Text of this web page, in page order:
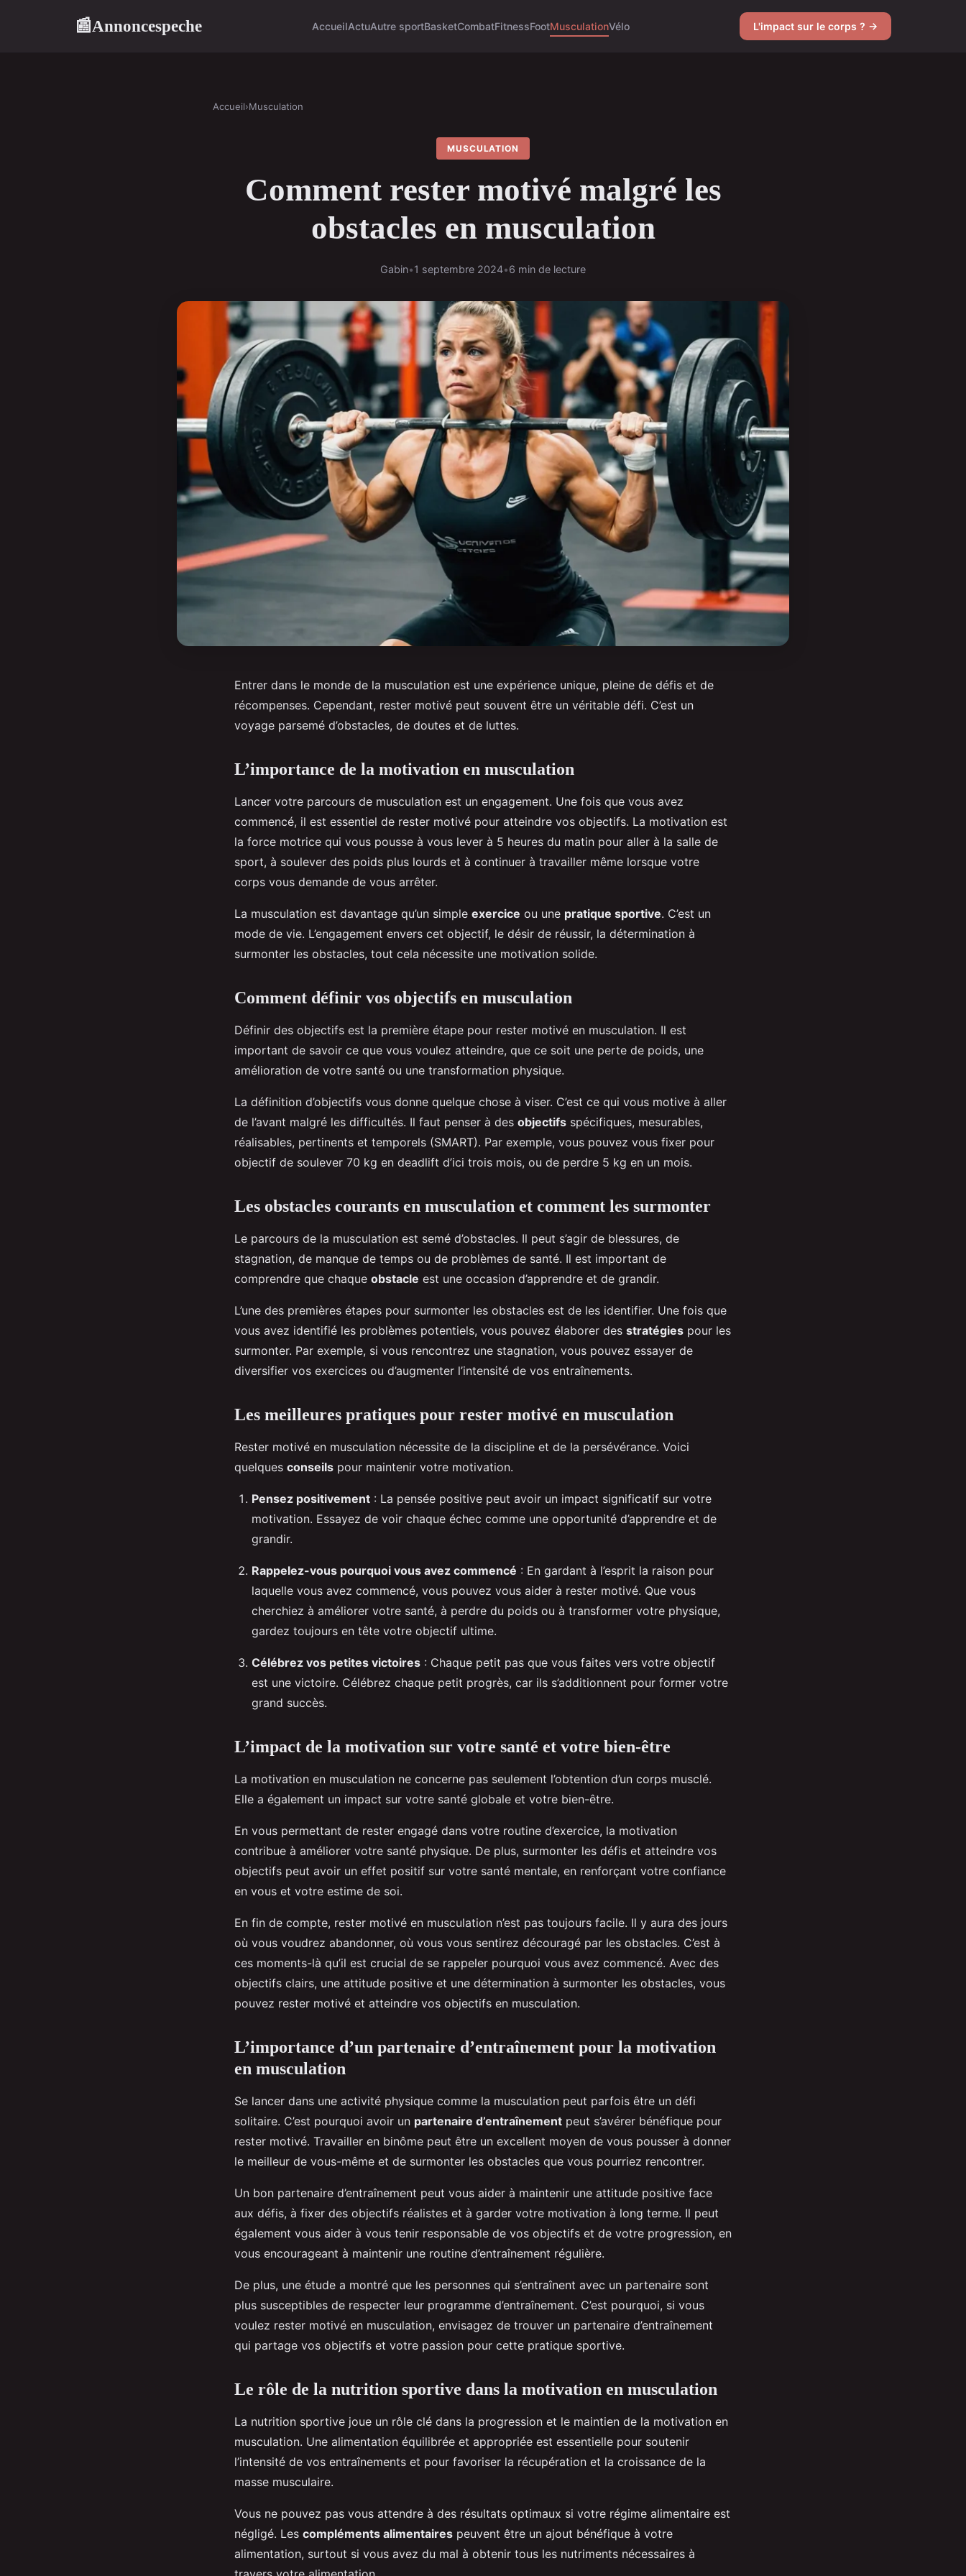
📰Annoncespeche AccueilActuAutre sportBasketCombatFitnessFootMusculationVélo L'impact sur le corps ? →
Accueil›Musculation
MUSCULATION
Comment rester motivé malgré les
obstacles en musculation
Gabin•1 septembre 2024•6 min de lecture
Entrer dans le monde de la musculation est une expérience unique, pleine de défis et de
récompenses. Cependant, rester motivé peut souvent être un véritable défi. C’est un
voyage parsemé d’obstacles, de doutes et de luttes.
L’importance de la motivation en musculation
Lancer votre parcours de musculation est un engagement. Une fois que vous avez
commencé, il est essentiel de rester motivé pour atteindre vos objectifs. La motivation est
la force motrice qui vous pousse à vous lever à 5 heures du matin pour aller à la salle de
sport, à soulever des poids plus lourds et à continuer à travailler même lorsque votre
corps vous demande de vous arrêter.
La musculation est davantage qu’un simple exercice ou une pratique sportive. C’est un
mode de vie. L’engagement envers cet objectif, le désir de réussir, la détermination à
surmonter les obstacles, tout cela nécessite une motivation solide.
Comment définir vos objectifs en musculation
Définir des objectifs est la première étape pour rester motivé en musculation. Il est
important de savoir ce que vous voulez atteindre, que ce soit une perte de poids, une
amélioration de votre santé ou une transformation physique.
La définition d’objectifs vous donne quelque chose à viser. C’est ce qui vous motive à aller
de l’avant malgré les difficultés. Il faut penser à des objectifs spécifiques, mesurables,
réalisables, pertinents et temporels (SMART). Par exemple, vous pouvez vous fixer pour
objectif de soulever 70 kg en deadlift d’ici trois mois, ou de perdre 5 kg en un mois.
Les obstacles courants en musculation et comment les surmonter
Le parcours de la musculation est semé d’obstacles. Il peut s’agir de blessures, de
stagnation, de manque de temps ou de problèmes de santé. Il est important de
comprendre que chaque obstacle est une occasion d’apprendre et de grandir.
L’une des premières étapes pour surmonter les obstacles est de les identifier. Une fois que
vous avez identifié les problèmes potentiels, vous pouvez élaborer des stratégies pour les
surmonter. Par exemple, si vous rencontrez une stagnation, vous pouvez essayer de
diversifier vos exercices ou d’augmenter l’intensité de vos entraînements.
Les meilleures pratiques pour rester motivé en musculation
Rester motivé en musculation nécessite de la discipline et de la persévérance. Voici
quelques conseils pour maintenir votre motivation.
Pensez positivement : La pensée positive peut avoir un impact significatif sur votre
motivation. Essayez de voir chaque échec comme une opportunité d’apprendre et de
grandir.
Rappelez-vous pourquoi vous avez commencé : En gardant à l’esprit la raison pour
laquelle vous avez commencé, vous pouvez vous aider à rester motivé. Que vous
cherchiez à améliorer votre santé, à perdre du poids ou à transformer votre physique,
gardez toujours en tête votre objectif ultime.
Célébrez vos petites victoires : Chaque petit pas que vous faites vers votre objectif
est une victoire. Célébrez chaque petit progrès, car ils s’additionnent pour former votre
grand succès.
L’impact de la motivation sur votre santé et votre bien-être
La motivation en musculation ne concerne pas seulement l’obtention d’un corps musclé.
Elle a également un impact sur votre santé globale et votre bien-être.
En vous permettant de rester engagé dans votre routine d’exercice, la motivation
contribue à améliorer votre santé physique. De plus, surmonter les défis et atteindre vos
objectifs peut avoir un effet positif sur votre santé mentale, en renforçant votre confiance
en vous et votre estime de soi.
En fin de compte, rester motivé en musculation n’est pas toujours facile. Il y aura des jours
où vous voudrez abandonner, où vous vous sentirez découragé par les obstacles. C’est à
ces moments-là qu’il est crucial de se rappeler pourquoi vous avez commencé. Avec des
objectifs clairs, une attitude positive et une détermination à surmonter les obstacles, vous
pouvez rester motivé et atteindre vos objectifs en musculation.
L’importance d’un partenaire d’entraînement pour la motivation
en musculation
Se lancer dans une activité physique comme la musculation peut parfois être un défi
solitaire. C’est pourquoi avoir un partenaire d’entraînement peut s’avérer bénéfique pour
rester motivé. Travailler en binôme peut être un excellent moyen de vous pousser à donner
le meilleur de vous-même et de surmonter les obstacles que vous pourriez rencontrer.
Un bon partenaire d’entraînement peut vous aider à maintenir une attitude positive face
aux défis, à fixer des objectifs réalistes et à garder votre motivation à long terme. Il peut
également vous aider à vous tenir responsable de vos objectifs et de votre progression, en
vous encourageant à maintenir une routine d’entraînement régulière.
De plus, une étude a montré que les personnes qui s’entraînent avec un partenaire sont
plus susceptibles de respecter leur programme d’entraînement. C’est pourquoi, si vous
voulez rester motivé en musculation, envisagez de trouver un partenaire d’entraînement
qui partage vos objectifs et votre passion pour cette pratique sportive.
Le rôle de la nutrition sportive dans la motivation en musculation
La nutrition sportive joue un rôle clé dans la progression et le maintien de la motivation en
musculation. Une alimentation équilibrée et appropriée est essentielle pour soutenir
l’intensité de vos entraînements et pour favoriser la récupération et la croissance de la
masse musculaire.
Vous ne pouvez pas vous attendre à des résultats optimaux si votre régime alimentaire est
négligé. Les compléments alimentaires peuvent être un ajout bénéfique à votre
alimentation, surtout si vous avez du mal à obtenir tous les nutriments nécessaires à